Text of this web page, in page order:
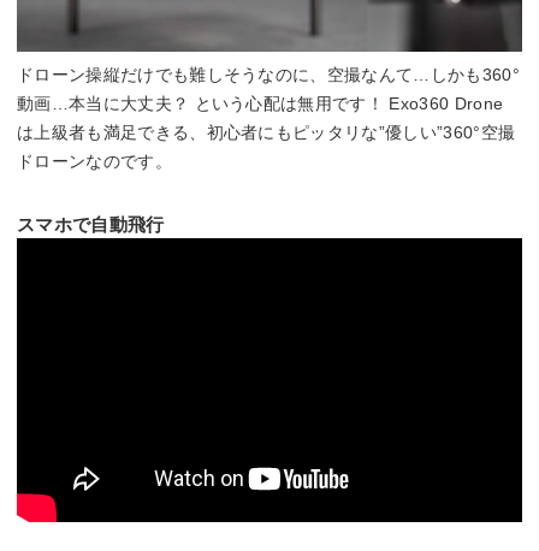
ドローン操縦だけでも難しそうなのに、空撮なんて…しかも360°
動画…本当に大丈夫？ という心配は無用です！ Exo360 Drone
は上級者も満足できる、初心者にもピッタリな”優しい”360°空撮
ドローンなのです。
スマホで自動飛行